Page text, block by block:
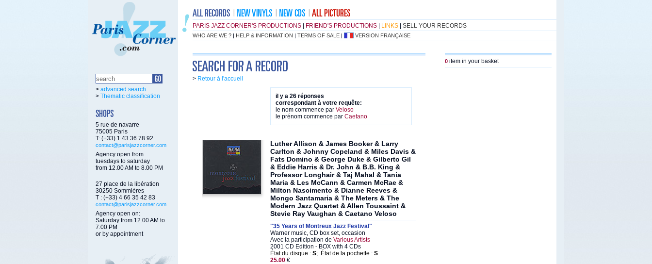
PARIS JAZZ CORNER'S PRODUCTIONS FRIEND'S PRODUCTIONS LINKS SELL YOUR RECORDS
WHO ARE WE ? | HELP & INFORMATION | TERMS OF SALE | VERSION FRANÇAISE
> advanced search
> Thematic classification
5 rue de navarre
75005 Paris
T: (+33) 1 43 36 78 92
contact@parisjazzcorner.com
Agency open from
tuesdays to saturday
from 12.00 AM to 8.00 PM
27 place de la libération
30250 Sommières
T : (+33) 4 66 35 42 83
contact@parisjazzcorner.com
Agency open on:
Saturday from 12.00 AM to
7.00 PM
or by appointment
> Retour à l'accueil
il y a 26 réponses
correspondant à votre requête:
le nom commence par Veloso
le prénom commence par Caetano
Luther Allison & James Booker & Larry
Carlton & Johnny Copeland & Miles Davis &
Fats Domino & George Duke & Gilberto Gil
& Eddie Harris & Dr. John & B.B. King &
Professor Longhair & Taj Mahal & Tania
Maria & Les McCann & Carmen McRae &
Milton Nascimento & Dianne Reeves &
Mongo Santamaria & The Meters & The
Modern Jazz Quartet & Allen Toussaint &
Stevie Ray Vaughan & Caetano Veloso
"35 Years of Montreux Jazz Festival"
Warner music, CD box set, occasion
Avec la participation de Various Artists
2001 CD Edition - BOX with 4 CDs
État du disque : S; État de la pochette : S
25.00 €
0 item in your basket